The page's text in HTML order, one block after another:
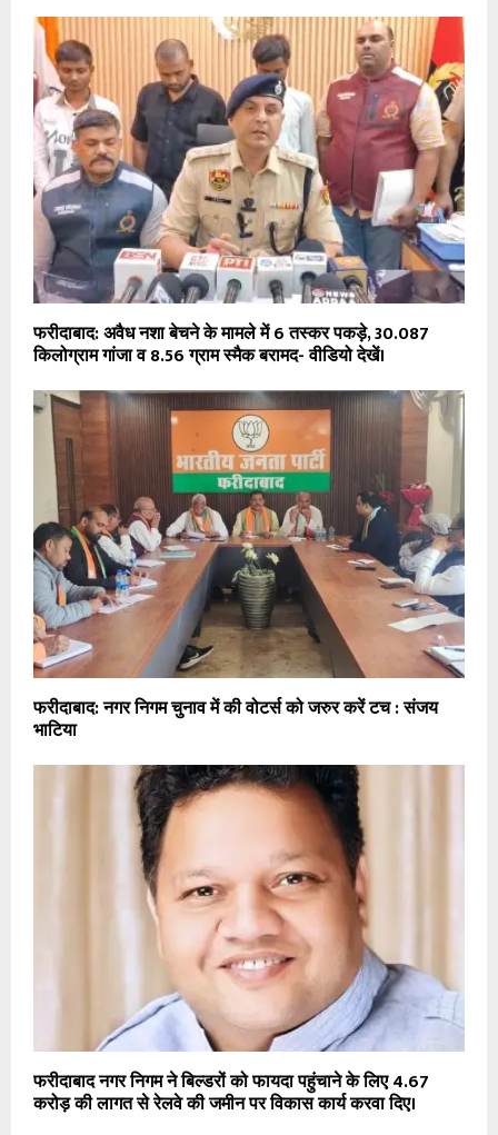
फरीदाबाद: अवैध नशा बेचने के मामले में 6 तस्कर पकड़े, 30.087
किलोग्राम गांजा व 8.56 ग्राम स्मैक बरामद- वीडियो देखें।
फरीदाबाद: नगर निगम चुनाव में की वोटर्स को जरुर करें टच : संजय
भाटिया
फरीदाबाद नगर निगम ने बिल्डरों को फायदा पहुंचाने के लिए 4.67
करोड़ की लागत से रेलवे की जमीन पर विकास कार्य करवा दिए।